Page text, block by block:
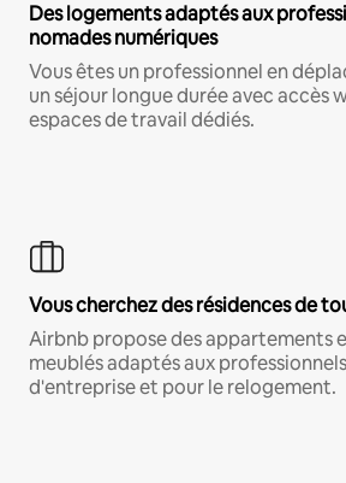
Des logements adaptés aux
nomades numériques
Vous êtes un professionnel en
un séjour longue durée avec accès
espaces de travail dédiés.
Vous cherchez des résidences de
Airbnb propose des appartements
meublés adaptés aux
d'entreprise et pour le relogement.